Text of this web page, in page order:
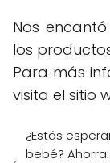
Nos
los
Para más
visita el sitio
¿Estás
bebé? Ahorra